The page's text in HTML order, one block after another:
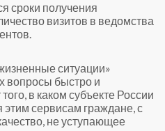
сроки получения
визитов в ведомства
ситуации»
вопросы быстро и
в каком субъекте России
сервисам граждане, с
не уступающее